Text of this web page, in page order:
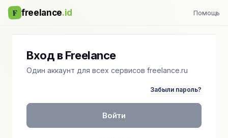
F freelance.id Помощь
Вход в Freelance
Один аккаунт для всех сервисов freelance.ru
Забыли пароль?
Войти